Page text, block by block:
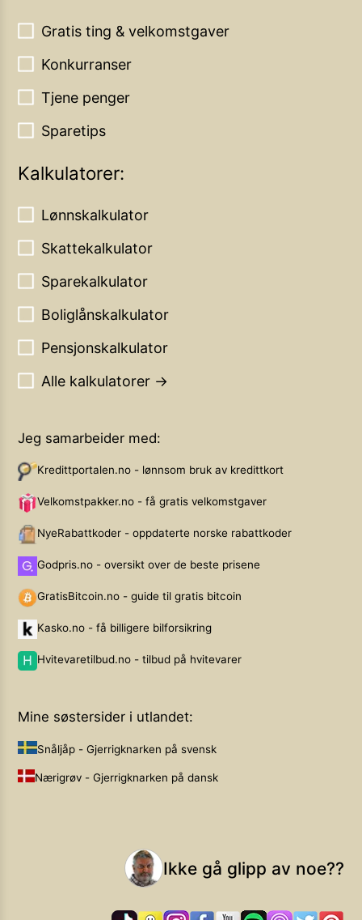
Gratis ting & velkomstgaver
Konkurranser
Tjene penger
Sparetips
Kalkulatorer:
Lønnskalkulator
Skattekalkulator
Sparekalkulator
Boliglånskalkulator
Pensjonskalkulator
Alle kalkulatorer →
Jeg samarbeider med:
Kredittportalen.no - lønnsom bruk av kredittkort
Velkomstpakker.no - få gratis velkomstgaver
NyeRabattkoder - oppdaterte norske rabattkoder
Godpris.no - oversikt over de beste prisene
GratisBitcoin.no - guide til gratis bitcoin
Kasko.no - få billigere bilforsikring
Hvitevaretilbud.no - tilbud på hvitevarer
Mine søstersider i utlandet:
Snåljåp - Gjerrigknarken på svensk
Nærigrøv - Gjerrigknarken på dansk
Ikke gå glipp av noe??